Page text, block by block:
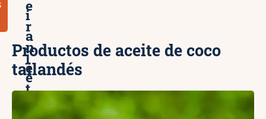
e
r
n
e
t
p
i
a
j
e
Productos de aceite de coco
tailandés